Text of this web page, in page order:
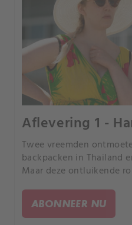
Aflevering 1 -
Twee vreemden
backpacken in Thailand
Maar deze ontluikende
ABONNEER NU